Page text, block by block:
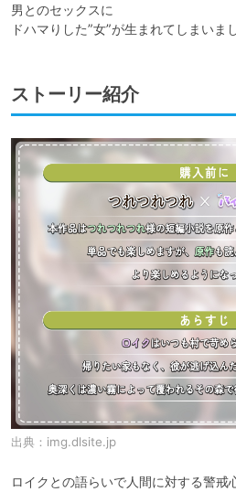
男とのセックスに
ストーリー紹介
出典： img.dlsite.jp
ロイクとの語らいで人間に対する警戒